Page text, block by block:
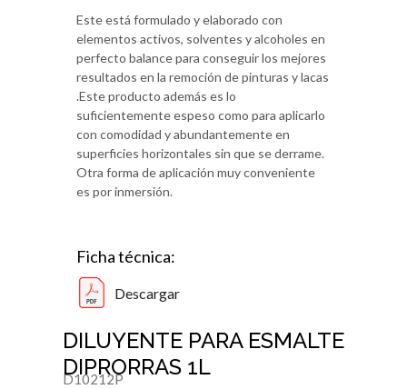
Este está formulado y elaborado con
elementos activos, solventes y alcoholes en
perfecto balance para conseguir los mejores
resultados en la remoción de pinturas y lacas
.Este producto además es lo
suficientemente espeso como para aplicarlo
con comodidad y abundantemente en
superficies horizontales sin que se derrame.
Otra forma de aplicación muy conveniente
es por inmersión.
Ficha técnica:
Descargar
DILUYENTE PARA ESMALTE
DIPRORRAS 1L
D10212P